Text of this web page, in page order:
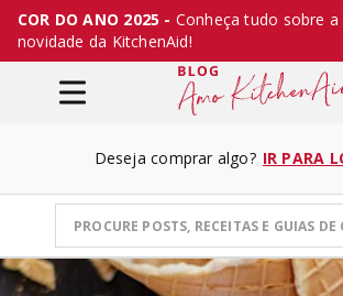
COR DO ANO 2025 - Conheça tudo sobre a
novidade da KitchenAid!
Deseja comprar algo? IR PARA